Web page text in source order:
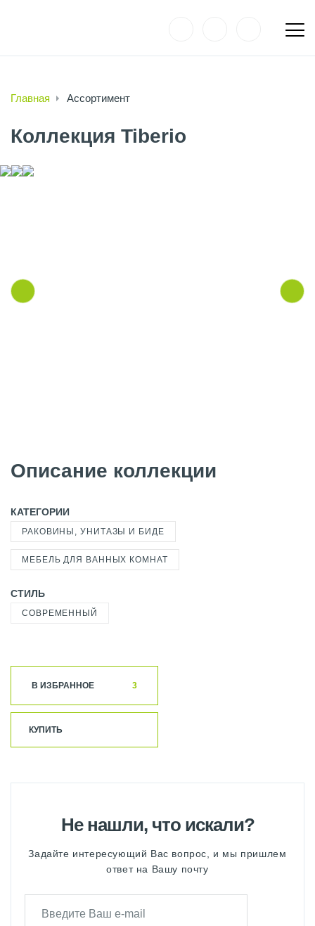
Главная Ассортимент
Коллекция Tiberio
Описание коллекции
КАТЕГОРИИ
РАКОВИНЫ, УНИТАЗЫ И БИДЕ
МЕБЕЛЬ ДЛЯ ВАННЫХ КОМНАТ
СТИЛЬ
СОВРЕМЕННЫЙ
В ИЗБРАННОЕ 3
КУПИТЬ
Не нашли, что искали?
Задайте интересующий Вас вопрос, и мы пришлем
ответ на Вашу почту